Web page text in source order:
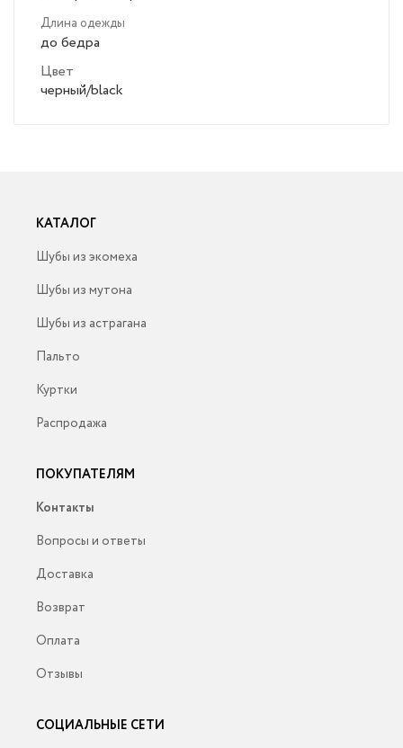
Длина одежды
до бедра
Цвет
черный/black
КАТАЛОГ
Шубы из экомеха
Шубы из мутона
Шубы из астрагана
Пальто
Куртки
Распродажа
ПОКУПАТЕЛЯМ
Контакты
Вопросы и ответы
Доставка
Возврат
Оплата
Отзывы
СОЦИАЛЬНЫЕ СЕТИ